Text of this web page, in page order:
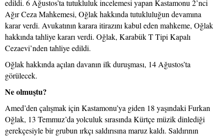
edildi. 6 Ağustos’ta tutukluluk incelemesi yapan Kastamonu 2’nci
Ağır Ceza Mahkemesi, Oğlak hakkında tutukluluğun devamına
karar verdi. Avukatının karara itirazını kabul eden mahkeme, Oğlak
hakkında tahliye kararı verdi. Oğlak, Karabük T Tipi Kapalı
Cezaevi’nden tahliye edildi.
Oğlak hakkında açılan davanın ilk duruşması, 14 Ağustos’ta
görülecek.
Ne olmuştu?
Amed’den çalışmak için Kastamonu’ya giden 18 yaşındaki Furkan
Oğlak, 13 Temmuz’da yolculuk sırasında Kürtçe müzik dinlediği
gerekçesiyle bir grubun ırkçı saldırısına maruz kaldı. Saldırının